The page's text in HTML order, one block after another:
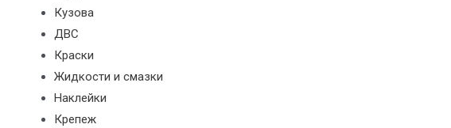
Кузова
ДВС
Краски
Жидкости и смазки
Наклейки
Крепеж